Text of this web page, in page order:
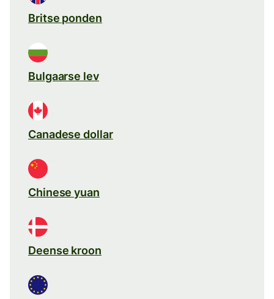
Britse ponden
Bulgaarse lev
Canadese dollar
Chinese yuan
Deense kroon